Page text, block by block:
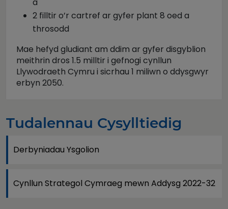
a
2 filltir o’r cartref ar gyfer plant 8 oed a
throsodd
Mae hefyd gludiant am ddim ar gyfer disgyblion
meithrin dros 1.5 milltir i gefnogi cynllun
Llywodraeth Cymru i sicrhau 1 miliwn o ddysgwyr
erbyn 2050.
Tudalennau Cysylltiedig
Derbyniadau Ysgolion
Cynllun Strategol Cymraeg mewn Addysg 2022-32